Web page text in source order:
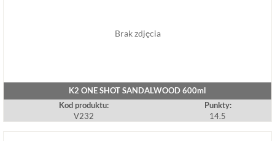
Brak zdjęcia
K2 ONE SHOT SANDALWOOD 600ml
Kod produktu:
V232
Punkty:
14.5